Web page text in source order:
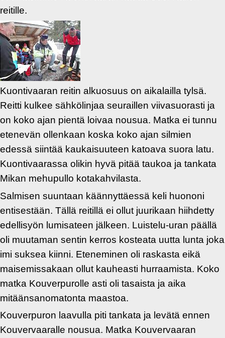
reitille.
Kuontivaaran reitin alkuosuus on aikalailla tylsä.
Reitti kulkee sähkölinjaa seuraillen viivasuorasti ja
on koko ajan pientä loivaa nousua. Matka ei tunnu
etenevän ollenkaan koska koko ajan silmien
edessä siintää kaukaisuuteen katoava suora latu.
Kuontivaarassa olikin hyvä pitää taukoa ja tankata
Mikan mehupullo kotakahvilasta.
Salmisen suuntaan käännyttäessä keli huononi
entisestään. Tällä reitillä ei ollut juurikaan hiihdetty
edellisyön lumisateen jälkeen. Luistelu-uran päällä
oli muutaman sentin kerros kosteata uutta lunta joka
imi suksea kiinni. Eteneminen oli raskasta eikä
maisemissakaan ollut kauheasti hurraamista. Koko
matka Kouverpurolle asti oli tasaista ja aika
mitäänsanomatonta maastoa.
Kouverpuron laavulla piti tankata ja levätä ennen
Kouvervaaralle nousua. Matka Kouvervaaran